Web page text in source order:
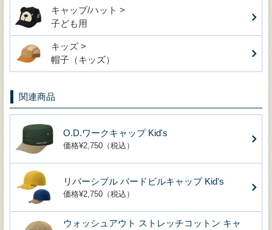
キャップ/ハット >
子ども用
キッズ >
帽子（キッズ）
関連商品
O.D.ワークキャップ Kid's
価格¥2,750（税込）
リバーシブル バードビルキャップ Kid's
価格¥2,750（税込）
ウォッシュアウト ストレッチコットン キャ